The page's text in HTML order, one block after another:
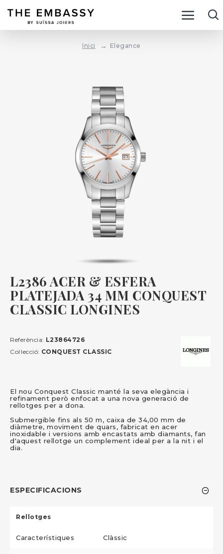
Inici Elegance
L2386 ACER & ESFERA
PLATEJADA 34 MM CONQUEST
CLASSIC LONGINES
El nou Conquest Classic manté la seva elegància i
refinament però enfocat a una nova generació de
rellotges per a dona.
Submergible fins als 50 m, caixa de 34,00 mm de
diàmetre, moviment de quars, fabricat en acer
inoxidable i versions amb encastats amb diamants, fan
d'aquest rellotge un complement ideal per a la nit i el
dia.
ESPECIFICACIONS
Rellotges
Característiques Clàssic
Referència: L23864726
Col·lecció: CONQUEST CLASSIC